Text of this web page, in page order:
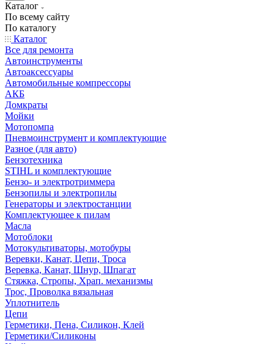
Каталог
По всему сайту
По каталогу
Каталог
Все для ремонта
Автоинструменты
Автоаксессуары
Автомобильные компрессоры
АКБ
Домкраты
Мойки
Мотопомпа
Пневмоинструмент и комплектующие
Разное (для авто)
Бензотехника
STIHL и комплектующие
Бензо- и электротриммера
Бензопилы и электропилы
Генераторы и электростанции
Комплектующее к пилам
Масла
Мотоблоки
Мотокультиваторы, мотобуры
Веревки, Канат, Цепи, Троса
Веревка, Канат, Шнур, Шпагат
Стяжка, Стропы, Храп. механизмы
Трос, Проволка вязальная
Уплотнитель
Цепи
Герметики, Пена, Силикон, Клей
Герметики/Силиконы